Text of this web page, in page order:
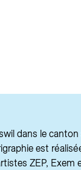
dans le
est
ZEP, Exem